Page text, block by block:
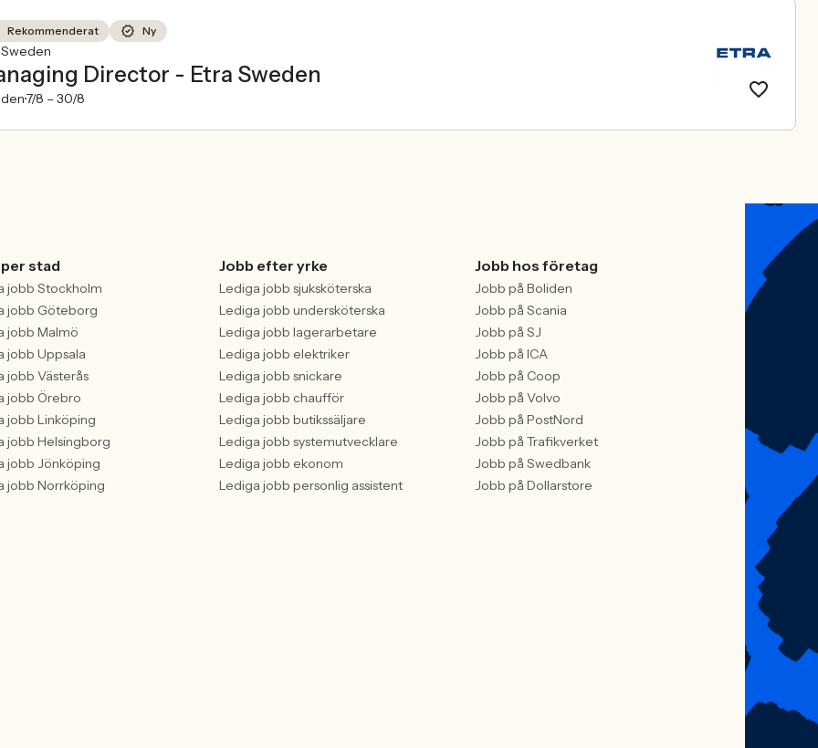
Rekommenderat Ny
Director - Etra Sweden
7/8 – 30/8
stad
jobb Stockholm
jobb Göteborg
jobb Malmö
jobb Uppsala
jobb Västerås
jobb Örebro
jobb Linköping
jobb Helsingborg
jobb Jönköping
jobb Norrköping
Jobb efter yrke
Lediga jobb sjuksköterska
Lediga jobb undersköterska
Lediga jobb lagerarbetare
Lediga jobb elektriker
Lediga jobb snickare
Lediga jobb chaufför
Lediga jobb butikssäljare
Lediga jobb systemutvecklare
Lediga jobb ekonom
Lediga jobb personlig assistent
Jobb hos företag
Jobb på Boliden
Jobb på Scania
Jobb på SJ
Jobb på ICA
Jobb på Coop
Jobb på Volvo
Jobb på PostNord
Jobb på Trafikverket
Jobb på Swedbank
Jobb på Dollarstore